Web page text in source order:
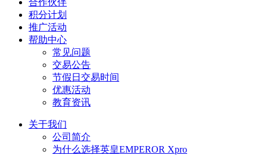
合作伙伴
积分计划
推广活动
帮助中心
常见问题
交易公告
节假日交易时间
优惠活动
教育资讯
关于我们
公司简介
为什么选择英皇EMPEROR Xpro